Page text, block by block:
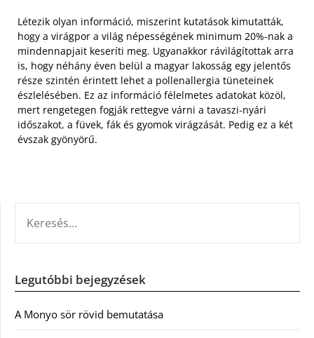
Létezik olyan információ, miszerint kutatások kimutatták,
hogy a virágpor a világ népességének minimum 20%-nak a
mindennapjait keseríti meg. Ugyanakkor rávilágítottak arra
is, hogy néhány éven belül a magyar lakosság egy jelentős
része szintén érintett lehet a pollenallergia tüneteinek
észlelésében. Ez az információ félelmetes adatokat közöl,
mert rengetegen fogják rettegve várni a tavaszi-nyári
időszakot, a füvek, fák és gyomok virágzását. Pedig ez a két
évszak gyönyörű.
Legutóbbi bejegyzések
A Monyo sör rövid bemutatása